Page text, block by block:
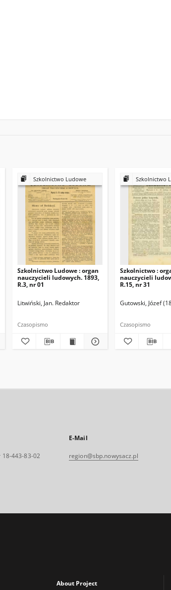
Szkolnictwo Ludowe
Szkolnictwo Ludowe : organ
nauczycieli ludowych. 1893,
R.3, nr 01
Litwiński, Jan. Redaktor
Czasopismo
Szkolnictwo
Szkolnictwo :
nauczycieli
R.15, nr 31
Gutowski, Józef
Czasopismo
443-83-02
E-Mail
region@sbp.nowysacz.pl
About Project